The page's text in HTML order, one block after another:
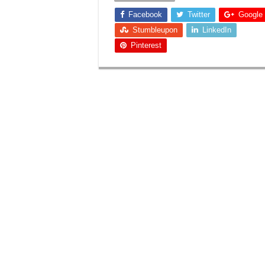
Facebook Twitter
Google
Stumbleupon
LinkedIn
Pinterest